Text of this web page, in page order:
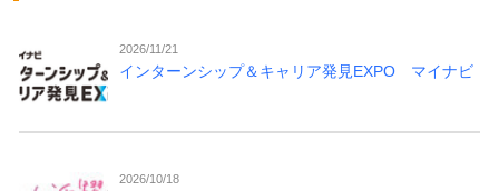
2026/11/21
インターンシップ＆キャリア発見EXPO マイナビ
2026/10/18